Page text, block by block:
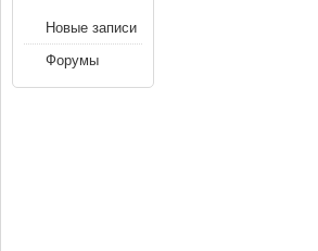
Новые записи
Форумы